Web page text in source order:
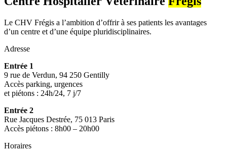
Le CHV Frégis a l’ambition d’offrir à ses patients les avantages
d’un centre et d’une équipe pluridisciplinaires.
Adresse
Entrée 1
9 rue de Verdun, 94 250 Gentilly
Accès parking, urgences
et piétons : 24h/24, 7 j/7
Entrée 2
Rue Jacques Destrée, 75 013 Paris
Accès piétons : 8h00 – 20h00
Horaires